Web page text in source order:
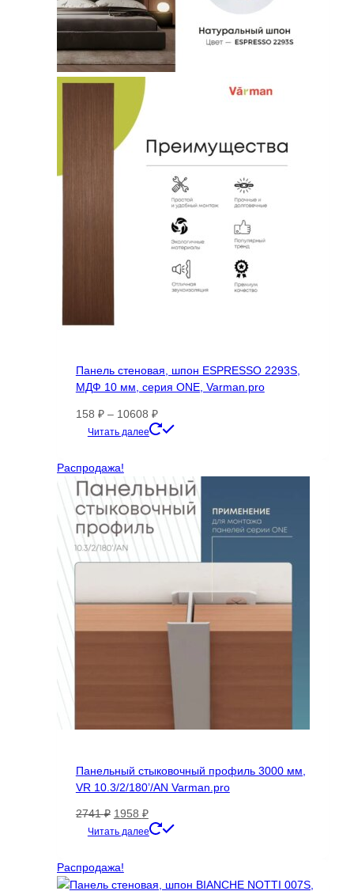
Панель стеновая, шпон ESPRESSO 2293S,
МДФ 10 мм, серия ONE, Varman.pro
158 ₽ – 10608 ₽Диапазон
цен:
10608 ₽
Читать далее
несколько
вариаций.
Опции
можно
товара.
Распродажа!
Панельный стыковочный профиль 3000 мм,
VR 10.3/2/180’/AN Varman.pro
2741₽ Первоначальная
цена
2741 ₽.
1958 ₽Текущая
цена:
Читать далее
Распродажа!